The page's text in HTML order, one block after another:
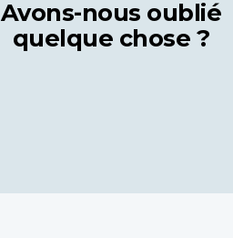
Avons-nous oublié
quelque chose ?